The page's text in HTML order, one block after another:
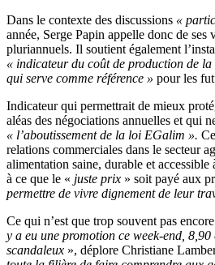
Dans le contexte des discussions «
année, Serge Papin appelle donc de ses
pluriannuels. Il soutient également
« indicateur du coût de production de
qui serve comme référence » pour les
Indicateur qui permettrait de mieux
aléas des négociations annuelles et qui
« l’aboutissement de la loi EGalim ».
relations commerciales dans le secteur
alimentation saine, durable et accessible
à ce que le « juste prix » soit payé aux
permettre de vivre dignement de leur
Ce qui n’est que trop souvent pas
y a eu une promotion ce week-end,
scandaleux », déplore Christiane